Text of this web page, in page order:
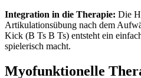
Integration in die Therapie: Die
Artikulationsübung nach dem
Kick (B Ts B Ts) entsteht ein
spielerisch macht.
Myofunktionelle